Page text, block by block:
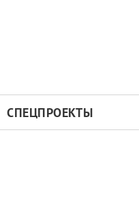
СПЕЦПРОЕКТЫ